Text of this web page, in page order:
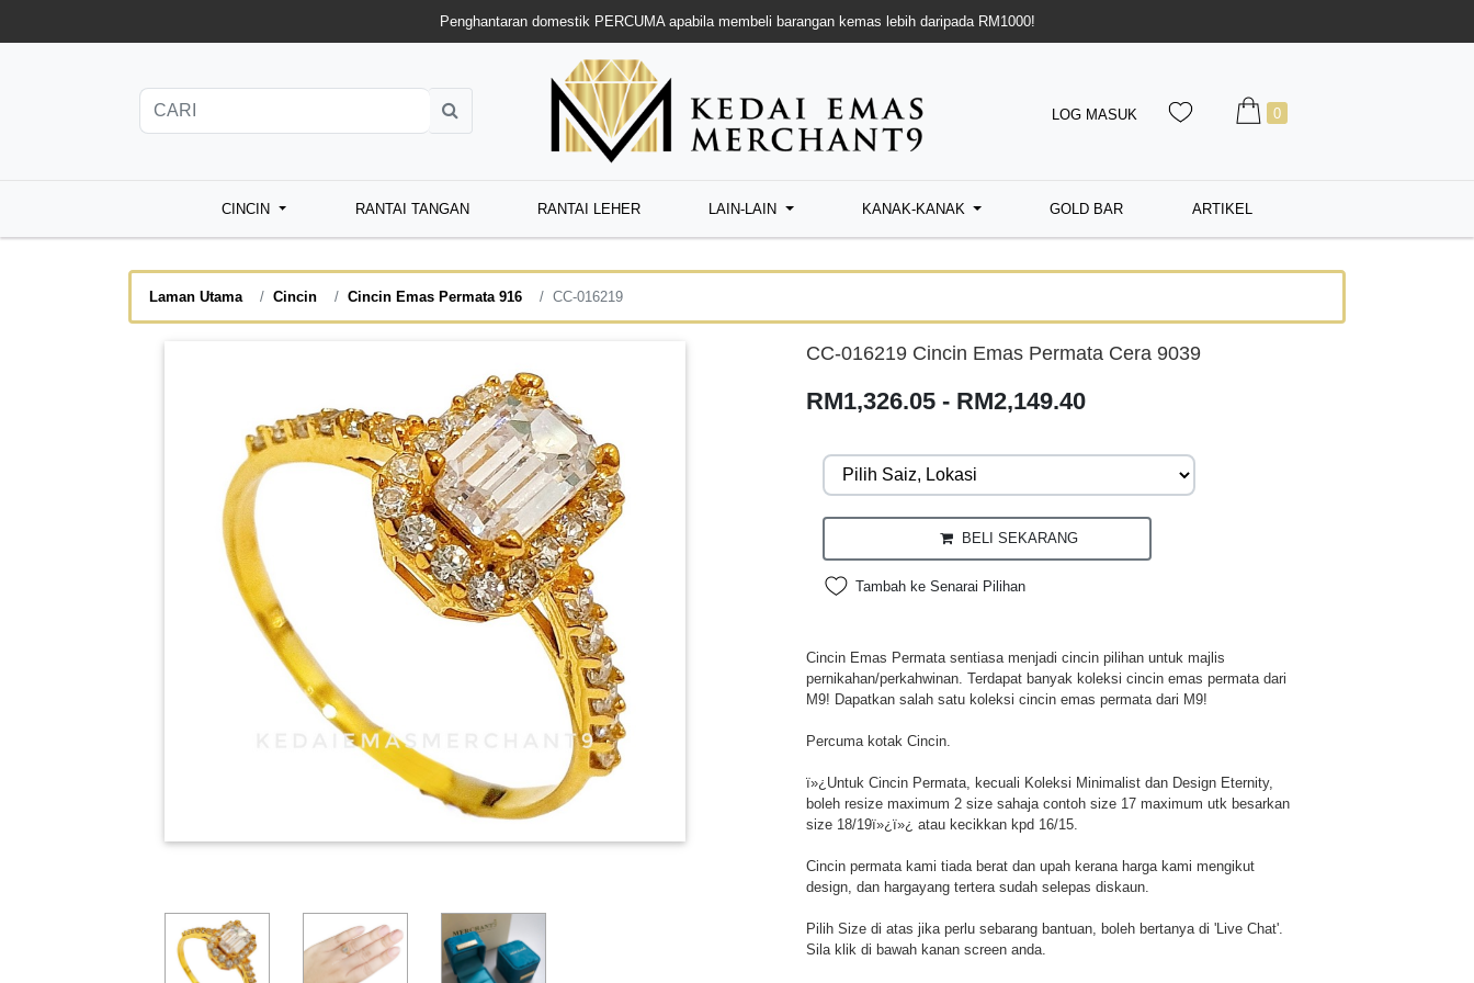
Penghantaran domestik PERCUMA apabila membeli barangan kemas lebih daripada RM1000!
LOG MASUK 0
CINCIN RANTAI TANGAN RANTAI LEHER LAIN-LAIN KANAK-KANAK GOLD BAR ARTIKEL
Laman Utama Cincin Cincin Emas Permata 916 CC-016219
CC-016219 Cincin Emas Permata Cera 9039
RM1,326.05 - RM2,149.40
BELI SEKARANG
Tambah ke Senarai Pilihan
Cincin Emas Permata sentiasa menjadi cincin pilihan untuk majlis
pernikahan/perkahwinan. Terdapat banyak koleksi cincin emas permata dari
M9! Dapatkan salah satu koleksi cincin emas permata dari M9!
Percuma kotak Cincin.
ï»¿Untuk Cincin Permata, kecuali Koleksi Minimalist dan Design Eternity,
boleh resize maximum 2 size sahaja contoh size 17 maximum utk besarkan
size 18/19ï»¿ï»¿ atau kecikkan kpd 16/15.
Cincin permata kami tiada berat dan upah kerana harga kami mengikut
design, dan hargayang tertera sudah selepas diskaun.
Pilih Size di atas jika perlu sebarang bantuan, boleh bertanya di 'Live Chat'.
Sila klik di bawah kanan screen anda.